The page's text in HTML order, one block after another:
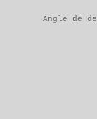
Angle de